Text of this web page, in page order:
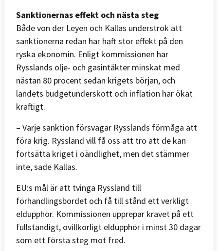
Sanktionernas effekt och nästa steg
Både von der Leyen och Kallas underströk att
sanktionerna redan har haft stor effekt på den
ryska ekonomin. Enligt kommissionen har
Rysslands olje- och gasintäkter minskat med
nästan 80 procent sedan krigets början, och
landets budgetunderskott och inflation har ökat
kraftigt.
– Varje sanktion försvagar Rysslands förmåga att
föra krig. Ryssland vill få oss att tro att de kan
fortsätta kriget i oändlighet, men det stämmer
inte, sade Kallas.
EU:s mål är att tvinga Ryssland till
förhandlingsbordet och få till stånd ett verkligt
eldupphör. Kommissionen upprepar kravet på ett
fullständigt, ovillkorligt eldupphör i minst 30 dagar
som ett första steg mot fred.